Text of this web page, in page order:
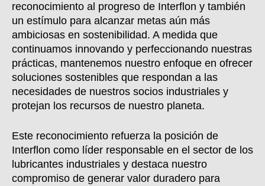
reconocimiento al progreso de Interflon y también
un estímulo para alcanzar metas aún más
ambiciosas en sostenibilidad. A medida que
continuamos innovando y perfeccionando nuestras
prácticas, mantenemos nuestro enfoque en ofrecer
soluciones sostenibles que respondan a las
necesidades de nuestros socios industriales y
protejan los recursos de nuestro planeta.
Este reconocimiento refuerza la posición de
Interflon como líder responsable en el sector de los
lubricantes industriales y destaca nuestro
compromiso de generar valor duradero para